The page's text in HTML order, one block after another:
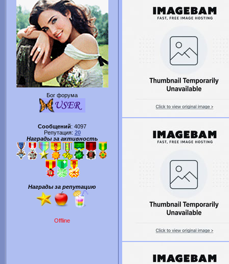
Бог форума
Сообщений: 4097
Репутация: 20
Награды за активность
Награды за репутацию
Offline